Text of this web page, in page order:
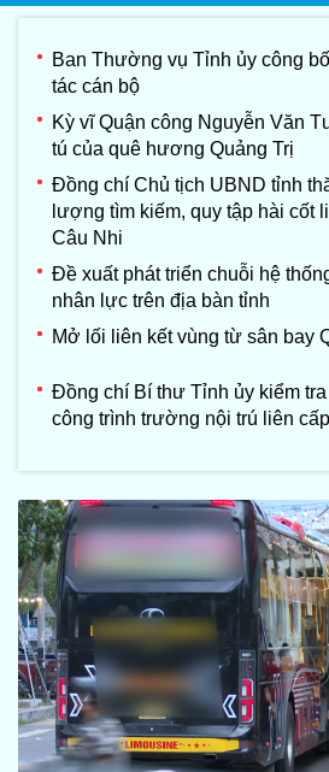
Ban Thường vụ Tỉnh ủy công
tác cán bộ
Kỳ vĩ Quận công Nguyễn Văn
tú của quê hương Quảng Trị
Đồng chí Chủ tịch UBND tỉnh
lượng tìm kiếm, quy tập hài cốt
Câu Nhi
Đề xuất phát triển chuỗi hệ
nhân lực trên địa bàn tỉnh
Mở lối liên kết vùng từ sân bay
Đồng chí Bí thư Tỉnh ủy kiểm
công trình trường nội trú liên cấp